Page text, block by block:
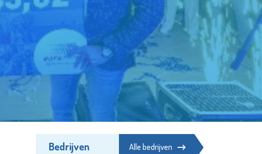
Bedrijven Alle bedrijven